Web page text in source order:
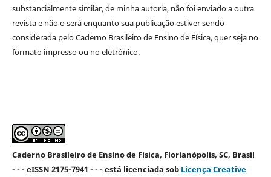
substancialmente similar, de minha autoria, não foi enviado a outra
revista e não o será enquanto sua publicação estiver sendo
considerada pelo Caderno Brasileiro de Ensino de Física, quer seja no
formato impresso ou no eletrônico.
Caderno Brasileiro de Ensino de Física, Florianópolis, SC, Brasil
- - - eISSN 2175-7941 - - - está licenciada sob Licença Creative